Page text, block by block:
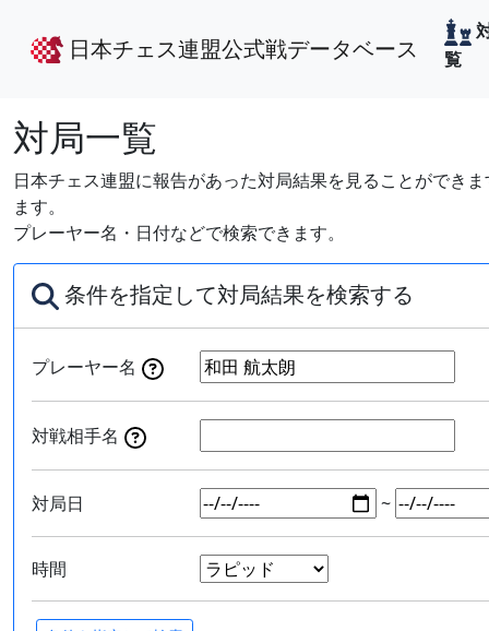
日本チェス連盟公式戦データベース
覧
対局一覧
日本チェス連盟に報告があった対局結果を見ることができ
ます。
プレーヤー名・日付などで検索できます。
条件を指定して対局結果を検索する
プレーヤー名
対戦相手名
対局日 ~
時間